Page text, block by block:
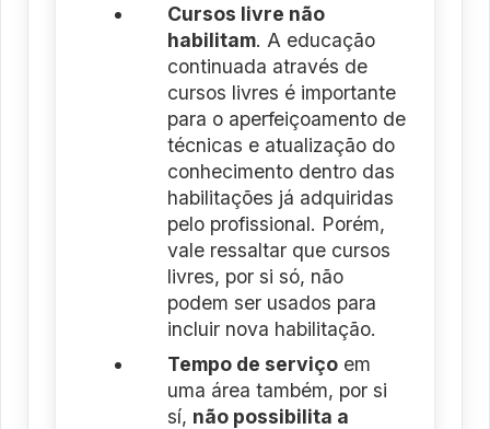
Cursos livre não
habilitam. A educação
continuada através de
cursos livres é importante
para o aperfeiçoamento de
técnicas e atualização do
conhecimento dentro das
habilitações já adquiridas
pelo profissional. Porém,
vale ressaltar que cursos
livres, por si só, não
podem ser usados para
incluir nova habilitação.
Tempo de serviço em
uma área também, por si
sí, não possibilita a